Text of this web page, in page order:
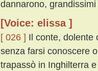
dannarono,
[Voice: elissa ]
[ 026 ] Il conte, dolente
senza farsi conoscere
trapassò in Inghilterra